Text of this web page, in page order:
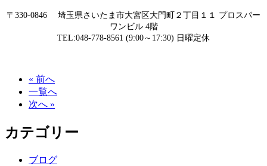
〒330-0846 埼玉県さいたま市大宮区大門町２丁目１１ プロスパー
ワンビル 4階
TEL:048-778-8561 (9:00～17:30) 日曜定休
« 前へ
一覧へ
次へ »
カテゴリー
ブログ